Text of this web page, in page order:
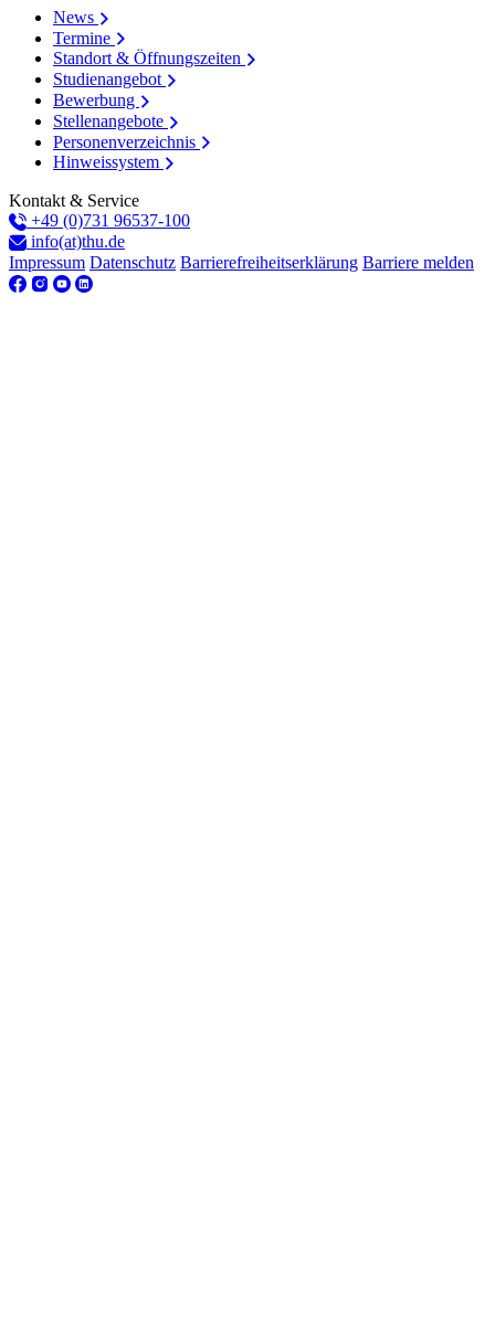
News
Termine
Standort & Öffnungszeiten
Studienangebot
Bewerbung
Stellenangebote
Personenverzeichnis
Hinweissystem
Kontakt & Service
+49 (0)731 96537-100
info(at)thu.de
Impressum Datenschutz Barrierefreiheitserklärung Barriere melden